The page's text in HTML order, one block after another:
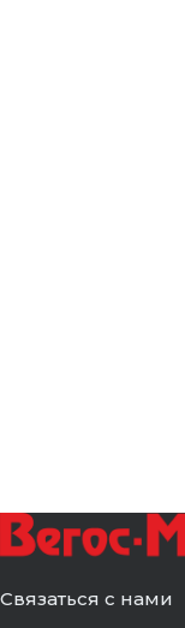
Связаться с нами